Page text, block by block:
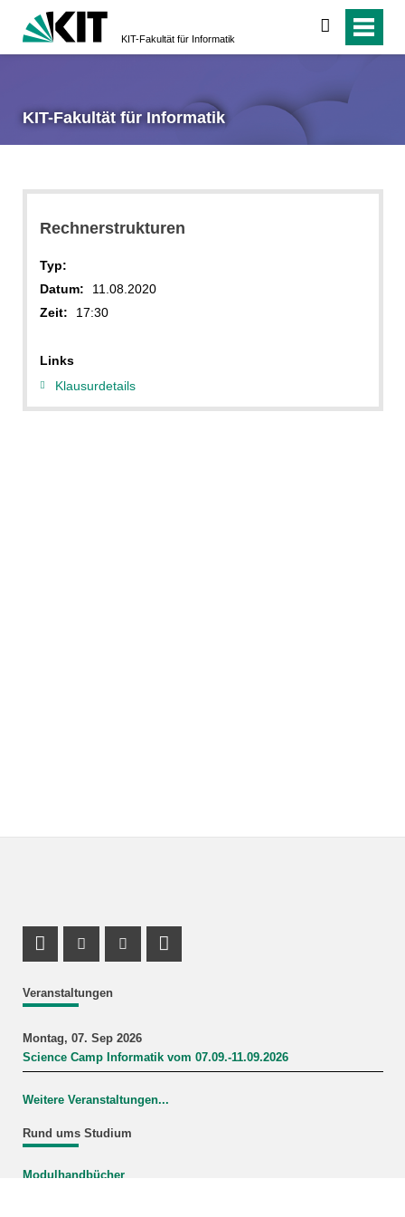
KIT-Fakultät für Informatik
suchen
KIT-Fakultät für Informatik
Rechnerstrukturen
Typ:
Datum:
11.08.2020
Zeit:
17:30
Links
Klausurdetails
Veranstaltungen
Montag, 07. Sep 2026
Science Camp Informatik vom 07.09.-11.09.2026
Weitere Veranstaltungen...
Rund ums Studium
Modulhandbücher
Profil Mastodon
Instagram Profil
Youtube Profil
LinkedIn Profil